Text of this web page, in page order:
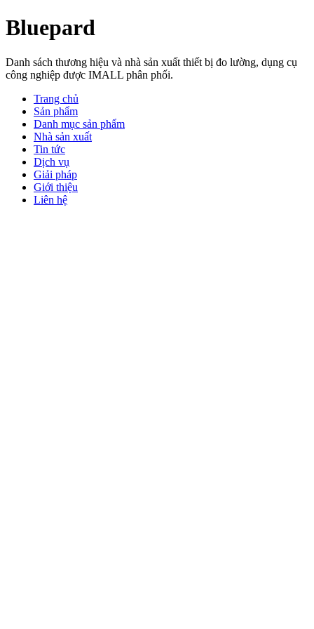
Bluepard
Danh sách thương hiệu và nhà sản xuất thiết bị đo lường, dụng cụ
công nghiệp được IMALL phân phối.
Trang chủ
Sản phẩm
Danh mục sản phẩm
Nhà sản xuất
Tin tức
Dịch vụ
Giải pháp
Giới thiệu
Liên hệ